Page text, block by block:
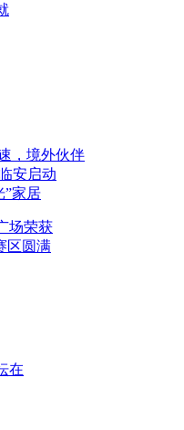
，境外伙伴
安启动
”家居
场荣获
区圆满
在